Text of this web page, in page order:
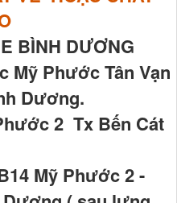
BÌNH DƯƠNG
Mỹ Phước Tân Vạn
Dương.
2 Tx Bến Cát
Mỹ Phước 2 -